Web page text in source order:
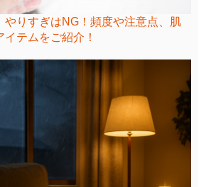
やりすぎはNG！頻度や注意点、肌
テムをご紹介！